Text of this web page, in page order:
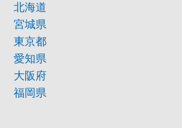
北海道
宮城県
東京都
愛知県
大阪府
福岡県